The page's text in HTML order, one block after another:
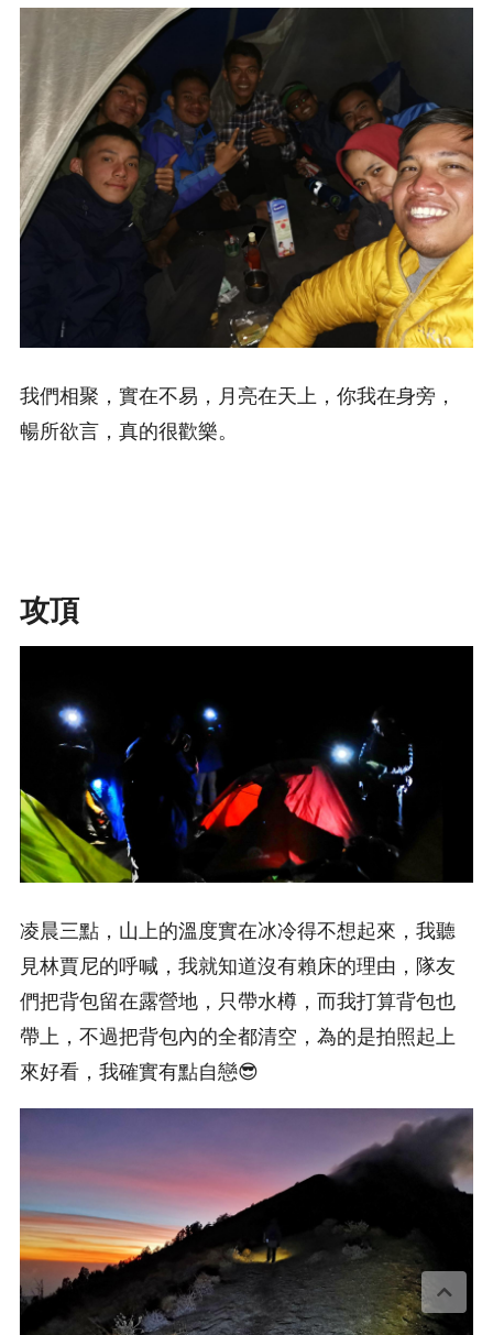
我們相聚，實在不易，月亮在天上，你我在身旁，
暢所欲言，真的很歡樂。
攻頂
凌晨三點，山上的溫度實在冰冷得不想起來，我聽
見林賈尼的呼喊，我就知道沒有賴床的理由，隊友
們把背包留在露營地，只帶水樽，而我打算背包也
帶上，不過把背包內的全都清空，為的是拍照起上
來好看，我確實有點自戀😎